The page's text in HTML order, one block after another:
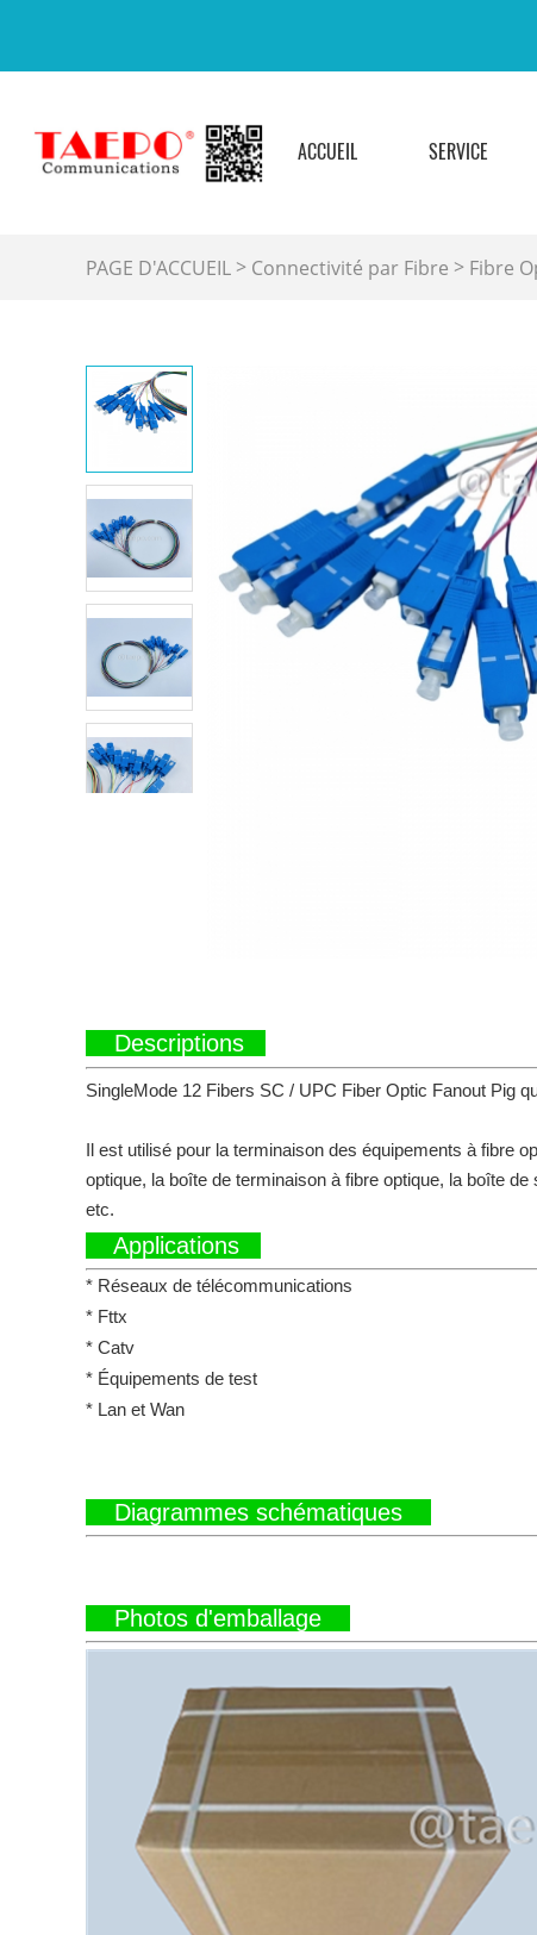
ACCUEIL SERVICE
PAGE D'ACCUEIL > Connectivité par Fibre > Fibre
Descriptions
SingleMode 12 Fibers SC / UPC Fiber Optic Fanout Pig
Il est utilisé pour la terminaison des équipements à fibre
optique, la boîte de terminaison à fibre optique, la boîte
etc.
Applications
* Réseaux de télécommunications
* Fttx
* Catv
* Équipements de test
* Lan et Wan
Diagrammes schématiques
Photos d'emballage